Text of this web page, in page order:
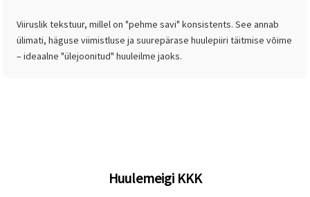
Viiruslik tekstuur, millel on "pehme savi" konsistents. See annab
ülimati, häguse viimistluse ja suurepärase huulepiiri täitmise võime
– ideaalne "ülejoonitud" huuleilme jaoks.
Huulemeigi KKK